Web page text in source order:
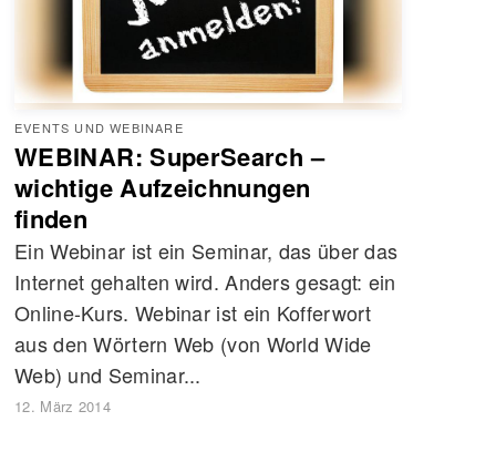
EVENTS UND WEBINARE
WEBINAR: SuperSearch –
wichtige Aufzeichnungen
finden
Ein Webinar ist ein Seminar, das über das
Internet gehalten wird. Anders gesagt: ein
Online-Kurs. Webinar ist ein Kofferwort
aus den Wörtern Web (von World Wide
Web) und Seminar...
12. März 2014